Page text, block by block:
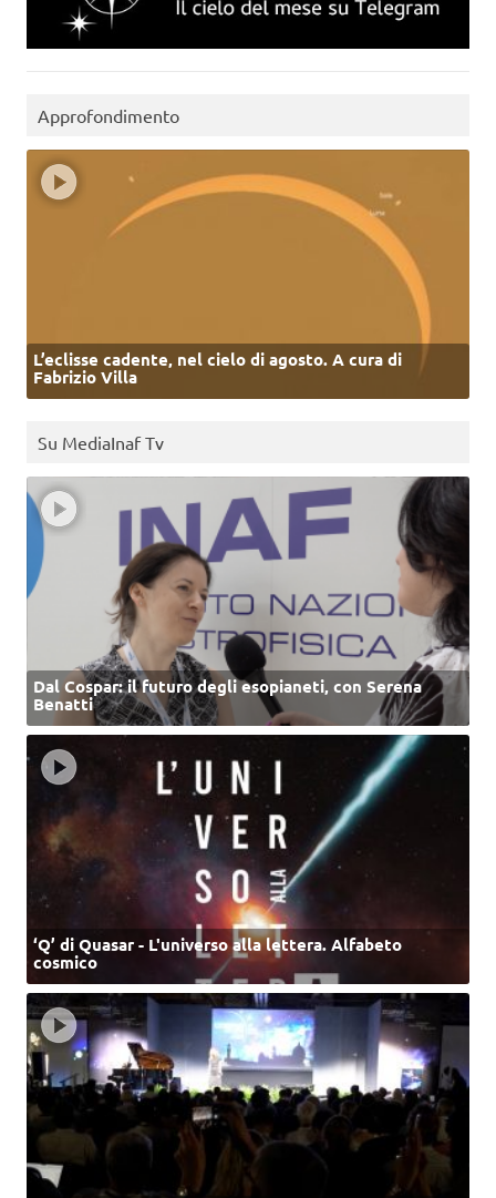
Approfondimento
L’eclisse cadente, nel cielo di agosto. A cura di
Fabrizio Villa
Su MediaInaf Tv
Dal Cospar: il futuro degli esopianeti, con Serena
Benatti
‘Q’ di Quasar - L'universo alla lettera. Alfabeto
cosmico